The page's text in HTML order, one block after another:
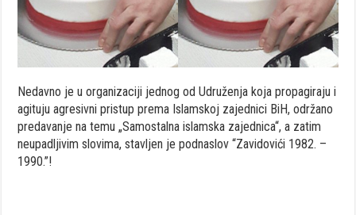
Nedavno je u organizaciji jednog od Udruženja koja propagiraju i
agituju agresivni pristup prema Islamskoj zajednici BiH, održano
predavanje na temu „Samostalna islamska zajednica“, a zatim
neupadljivim slovima, stavljen je podnaslov “Zavidovići 1982. –
1990.”!